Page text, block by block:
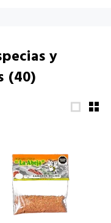
y
(40)